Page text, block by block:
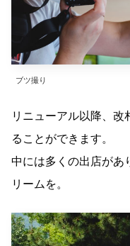
ブツ撮り
リニューアル以降、改
ることができます。
中には多くの出店があ
リームを。